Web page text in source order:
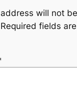
will not be
Required fields are